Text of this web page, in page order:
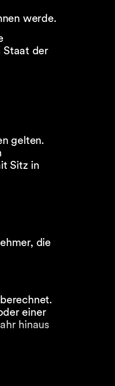
werde.
Staat der
gelten.
Sitz in
die
einer
hinaus